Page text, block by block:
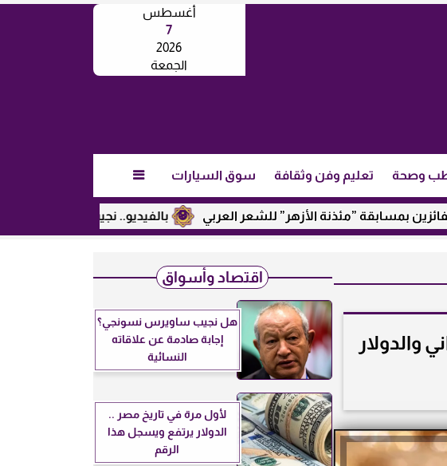
أغسطس
7
2026
الجمعة
وصحة تعليم وفن وثقافة سوق السيارات 
بالفيديو.. نجيب ساويرس يكشف عن رأيه في ”مئذنة الأزهر” للشعر العربي
بالجنيه السوداني والدولار
اقتصاد وأسواق
هل نجيب ساويرس نسونجي؟
إجابة صادمة عن علاقاته
النسائية
لأول مرة في تاريخ مصر ..
الدولار يرتفع ويسجل هذا
الرقم